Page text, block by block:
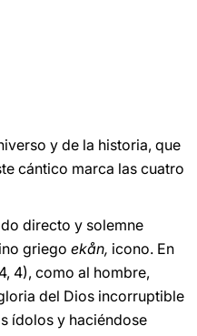
y de la historia, que
cántico marca las cuatro
directo y solemne
griego ekån, icono. En
4, 4), como al hombre,
del Dios incorruptible
ídolos y haciéndose